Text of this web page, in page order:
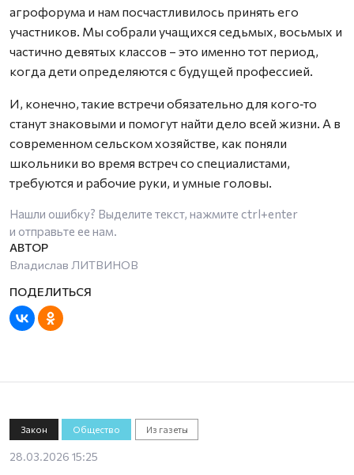
агрофорума и нам посчастливилось принять его
участников. Мы собрали учащихся седьмых, восьмых и
частично девятых классов – это именно тот период,
когда дети определяются с будущей профессией.
И, конечно, такие встречи обязательно для кого‑то
станут знаковыми и помогут найти дело всей жизни. А в
современном сельском хозяйстве, как поняли
школьники во время встреч со специалистами,
требуются и рабочие руки, и умные головы.
Нашли ошибку? Выделите текст, нажмите ctrl+enter
и отправьте ее нам.
Владислав ЛИТВИНОВ
Закон Общество Из газеты
28.03.2026 15:25